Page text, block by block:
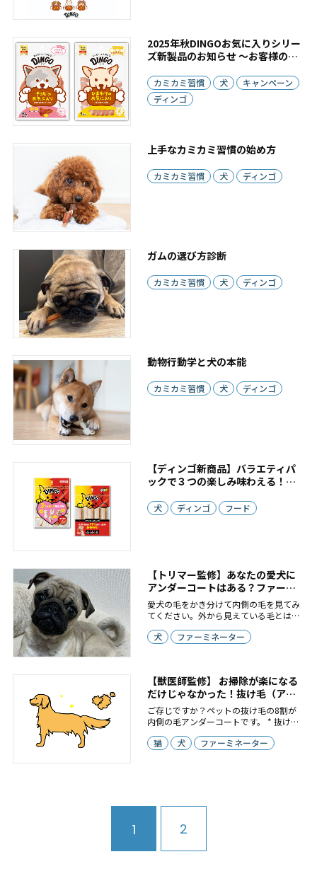
2025年秋DINGOお気に入りシリー
ズ新製品のお知らせ ～お客様の愛
カミカミ習慣 犬
キャンペーン
ディンゴ
上手なカミカミ習慣の始め方
カミカミ習慣 犬 ディンゴ
ガムの選び方診断
カミカミ習慣 犬 ディンゴ
動物行動学と犬の本能
カミカミ習慣 犬 ディンゴ
【ディンゴ新商品】バラエティパ
ックで３つの楽しみ味わえる！・
グ犬 ディンゴ フード
【トリマー監修】あなたの愛犬に
アンダーコートはある？ファーミ
ネーターは使うべき？
愛犬の毛をかき分けて内側の毛を見てみ
てください。外から見えている毛とは違
りませんか？これが抜け毛の8割以上を
れた商品です。*アンダーコートがある犬
種の場合
犬 ファーミネーター
【獣医師監修】 お掃除が楽になる
だけじゃなかった！抜け毛（アン
ダーコート）ケアの健康メリット
とは？
ご存じですか？ペットの抜け毛の8割が
内側の毛アンダーコートです。 * 抜け毛
の大変さを連想される方が多いかもしれ
猫 犬 ファーミネーター
1 2